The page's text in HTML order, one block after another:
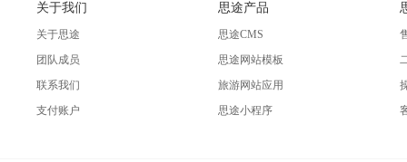
关于我们
关于思途
团队成员
联系我们
支付账户
思途产品
思途CMS
思途网站模板
旅游网站应用
思途小程序